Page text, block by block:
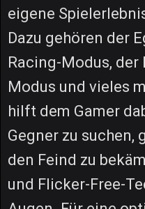
eigene
Dazu gehören der
Racing-Modus,
Modus und vieles
hilft dem Gamer
Gegner zu suchen,
den Feind zu
und Flicker-Free-